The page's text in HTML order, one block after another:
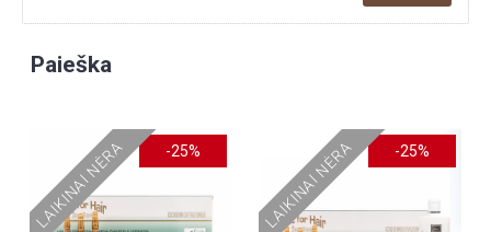
Paieška
-25%
LAIKINAI NĖRA -25%
LAIKINAI NĖRA